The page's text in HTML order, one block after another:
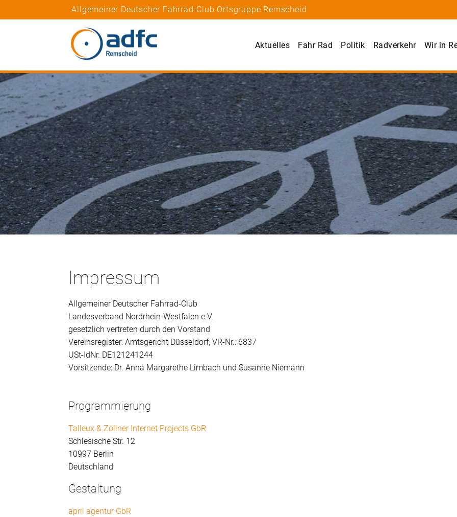
Allgemeiner Deutscher Fahrrad-Club Ortsgruppe Remscheid
Aktuelles Fahr Rad Politik Radverkehr Wir in
Impressum
Allgemeiner Deutscher Fahrrad-Club
Landesverband Nordrhein-Westfalen e.V.
gesetzlich vertreten durch den Vorstand
Vereinsregister: Amtsgericht Düsseldorf, VR-Nr.: 6837
USt-IdNr. DE121241244
Vorsitzende: Dr. Anna Margarethe Limbach und Susanne Niemann
Programmierung
Talleux & Zöllner Internet Projects GbR
Schlesische Str. 12
10997 Berlin
Deutschland
Gestaltung
april agentur GbR